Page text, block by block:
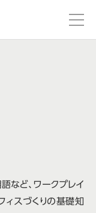
など、ワークプレイ
ィスづくりの基礎知